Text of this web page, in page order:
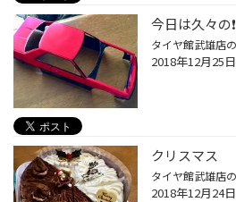
今日は久々の❗️
2018年12月25日
クリスマス
2018年12月24日